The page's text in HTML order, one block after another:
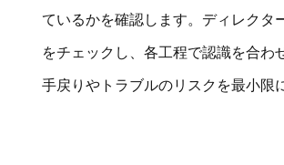
ているかを確認します。ディレクタ
をチェックし、各工程で認識を合わ
手戻りやトラブルのリスクを最小限